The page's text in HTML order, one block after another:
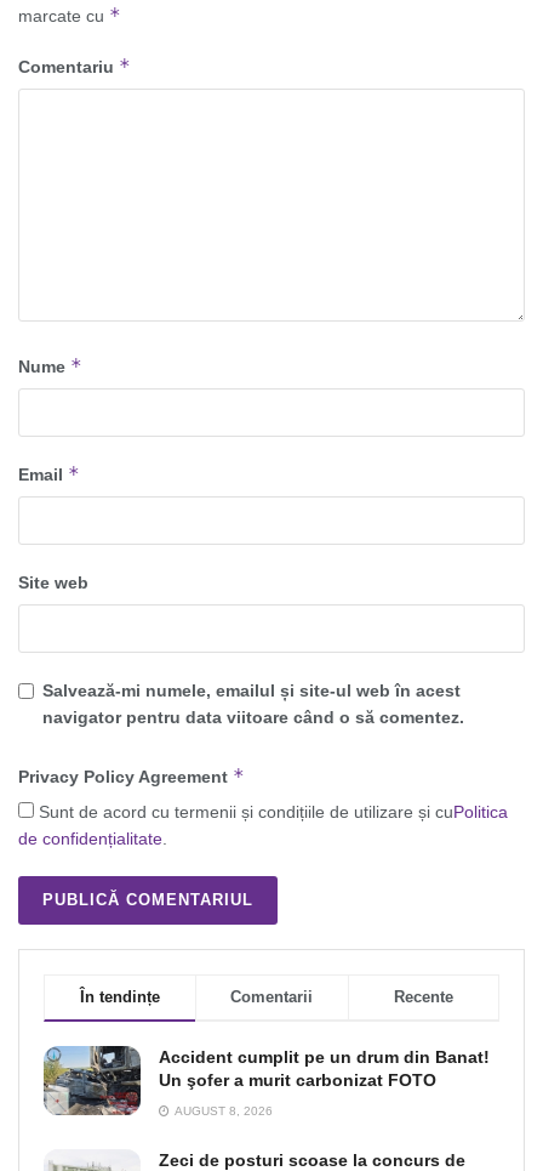
marcate cu *
Comentariu *
Nume *
Email *
Site web
Salvează-mi numele, emailul și site-ul web în acest
navigator pentru data viitoare când o să comentez.
Privacy Policy Agreement *
Sunt de acord cu termenii și condițiile de utilizare și cuPolitica
de confidențialitate
În tendințe Comentarii Recente
Accident cumplit pe un drum din Banat!
Un şofer a murit carbonizat FOTO
AUGUST 8, 2026
Zeci de posturi scoase la concurs de